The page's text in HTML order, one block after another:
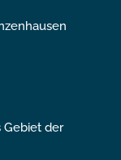
Gebiet der